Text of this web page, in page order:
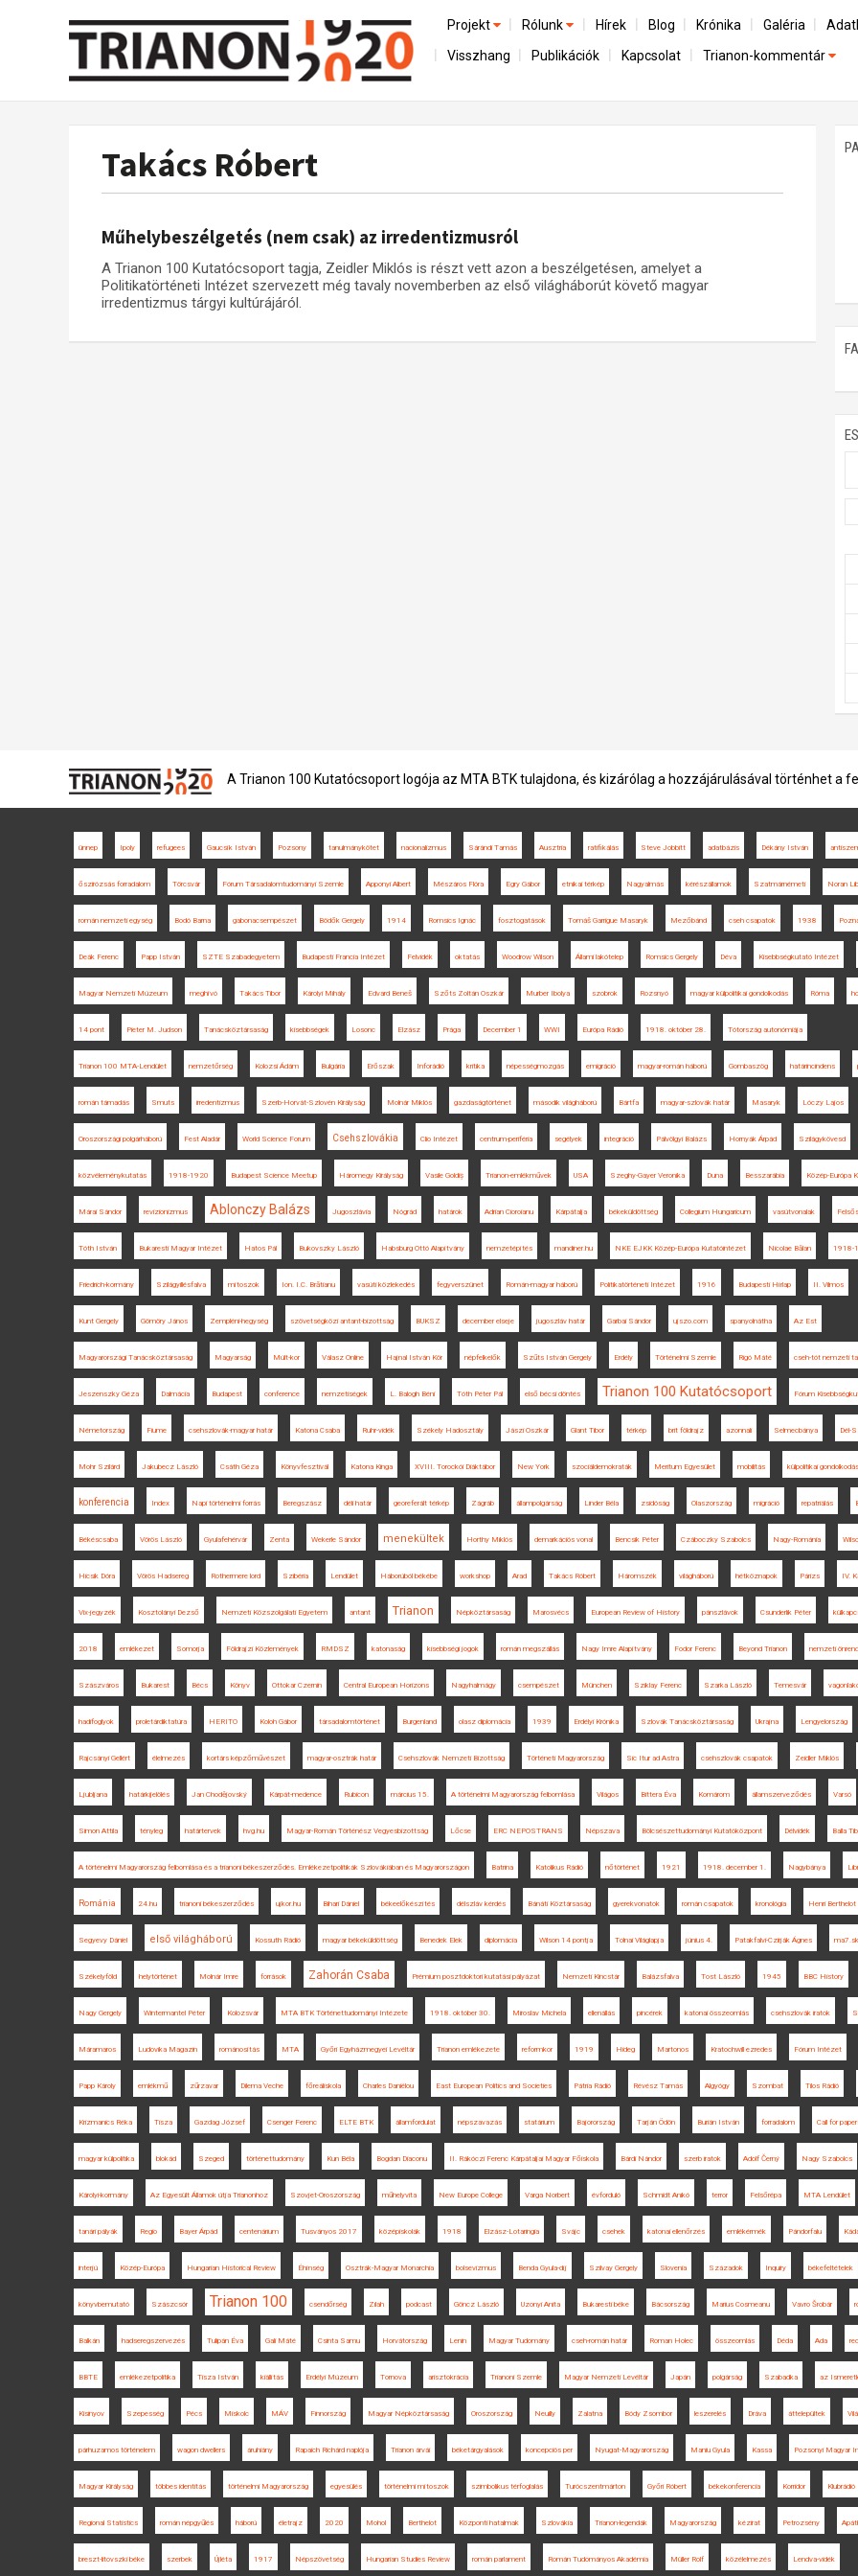
Projekt
Előzmények
Az összeomlás és a magyar társadalom
Utókor és emlékezet
Rólunk
A kutatócsoport működéséről
Hírek Blog Krónika Galéria
Visszhang Publikációk Kapcsolat Trianon-kommentár
Takács Róbert
Műhelybeszélgetés (nem csak) az irredentizmusról
A Trianon 100 Kutatócsoport tagja, Zeidler Miklós is részt vett azon a beszélgetésen, amelyet a
Politikatörténeti Intézet szervezett még tavaly novemberben az első világháborút követő magyar
irredentizmus tárgyi kultúrájáról.
A Trianon 100 Kutatócsoport logója az MTA BTK tulajdona, és kizárólag a hozzájárulásával történhet a
ünnep Ipoly refugees Gaucsík István Pozsony tanulmánykötet nacionalizmus Sárándi Tamás Ausztria ratifikálás Steve Jobbitt adatbázis Dékány István
őszirózsás forradalom Törcsvár Fórum Társadalomtudományi Szemle Apponyi Albert Mészáros Flóra Egry Gábor etnikai térkép Nagyalmás kérészállamok Szatmárnémeti Noran
román nemzeti egység Bodó Barna gabonacsempészet Bödők Gergely 1914 Romsics Ignác fosztogatások Tomáš Garrigue Masaryk Mezőbánd cseh csapatok 1938
Deák Ferenc Papp István SZTE Szabadegyetem Budapesti Francia Intézet Felvidék oktatás Woodrow Wilson Állami lakótelep Romsics Gergely Déva Kisebbségkutató Intézet
Magyar Nemzeti Múzeum meghívó Takács Tibor Károlyi Mihály Edvard Beneš Szőts Zoltán Oszkár Murber Ibolya szobrok Rozsnyó magyar külpolitikai gondolkodás Róma
14 pont Pieter M. Judson Tanácsköztársaság kisebbségek Losonc Elzász Prága December 1 WWI Európa Rádió 1918. október 28. Tótország autonómiája
Trianon 100 MTA-Lendület nemzetőrség Kolozsi Ádám Bulgária Erőszak Inforádió kritika népességmozgás emigráció magyar-román háború Gombaszög határincindens
román támadás Smuts irredentizmus Szerb-Horvát-Szlovén Királyság Molnár Miklós gazdaságtörténet második világháború Bártfa magyar-szlovák határ Masaryk Lóczy Lajos
Oroszországi polgárháború Fest Aladár World Science Forum Csehszlovákia Clio Intézet centrum-periféria segélyek integráció Pálvölgyi Balázs Hornyák Árpád Szilágykövesd
közvéleménykutatás 1918-1920 Budapest Science Meetup Háromegy Királyság Vasile Goldiș Trianon-emlékművek USA Szeghy-Gayer Veronika Duna Besszarábia Közép-Európa
Márai Sándor revizionizmus Ablonczy Balázs Jugoszlávia Nógrád határok Adrian Cioroianu Kárpátalja békeküldöttség Collegium Hungaricum vasútvonalak
Tóth István Bukaresti Magyar Intézet Hatos Pál Bukovszky László Habsburg Ottó Alapítvány nemzetépítés mandiner.hu NKE EJKK Közép-Európa Kutatóintézet Nicolae Bălan 1918-
Friedrich-kormány Szilágyillésfalva mítoszok Ion. I.C. Brătianu vasúti közlekedés fegyverszünet Román-magyar háború Politikatörténeti Intézet 1916 Budapesti Hírlap II. Vilmos
Kunt Gergely Gömöry János Zempléni-hegység szövetségközi antant-bizottság BUKSZ december elseje jugoszláv határ Garbai Sándor ujszo.com spanyolnátha Az Est
Magyarországi Tanácsköztársaság Magyarság Múlt-kor Válasz Online Hajnal István Kör népfelkelők Szűts István Gergely Erdély Történelmi Szemle Rigó Máté cseh-tót nemzeti
Jeszenszky Géza Dalmácia Budapest conference nemzetiségek L. Balogh Béni Tóth Péter Pál első bécsi döntés Trianon 100 Kutatócsoport Fórum
Németország Fiume csehszlovák-magyar határ Katona Csaba Ruhr-vidék Székely Hadosztály Jászi Oszkár Glant Tibor térkép brit földrajz azonnali Selmecbánya Dél-
Mohr Szilárd Jakubecz László Csáth Géza Könyvfesztivál Katona Kinga XVIII. Torockói Diáktábor New York szociáldemokraták Meritum Egyesület mobilitás külpolitikai gondolkodás
konferencia Index Napi történelmi forrás Beregszász déli határ georeferált térkép Zágráb állampolgárság Linder Béla zsidóság Olaszország migráció repatriálás
Békéscsaba Vörös László Gyulafehérvár Zenta Wekerle Sándor menekültek Horthy Miklós demarkációs vonal Bencsik Péter Czáboczky Szabolcs Nagy-Románia
Hicsik Dóra Vörös Hadsereg Rothermere lord Szibéria Lendület Háborúból békébe workshop Arad Takács Róbert Háromszék világháború hétköznapok Párizs IV.
Vix-jegyzék Kosztolányi Dezső Nemzeti Közszolgálati Egyetem antant Trianon Népköztársaság Marosvécs European Review of History pánszlávok Csunderlik Péter
2018 emlékezet Somorja Földrajzi Közlemények RMDSZ katonaság kisebbségi jogok román megszállás Nagy Imre Alapítvány Fodor Ferenc Beyond Trianon nemzeti
Szászváros Bukarest Bécs Könyv Ottokar Czernin Central European Horizons Nagyhalmágy csempészet München Sziklay Ferenc Szarka László Temesvár
hadifoglyok proletárdiktatúra HERITO Koloh Gábor társadalomtörténet Burgenland olasz diplomácia 1939 Erdélyi Krónika Szlovák Tanácsköztársaság Ukrajna Lengyelország
Rajcsányi Gellért élelmezés kortárs képzőművészet magyar-osztrák határ Csehszlovák Nemzeti Bizottság Történeti Magyarország Sic Itur ad Astra csehszlovák csapatok Zeidler Miklós
Ljubljana határkijelölés Jan Chodějovský Kárpát-medence Rubicon március 15. A történelmi Magyarország felbomlása Világos Bittera Éva Komárom államszerveződés Varsó
Simon Attila tényleg határtervek hvg.hu Magyar-Román Történész Vegyesbizottság Lőcse ERC NEPOSTRANS Népszava Bölcsészettudományi Kutatóközpont Délvidék Balla
A történelmi Magyarország felbomlása és a trianoni békeszerződés. Emlékezetpolitikák Szlovákiában és Magyarországon Batrina Katolikus Rádió nőtörténet 1921 1918. december 1. Nagybánya
Románia 24.hu trianoni békeszerződés ujkor.hu Bihari Dániel békeelőkészítés délszláv kérdés Bánáti Köztársaság gyerekvonatok román csapatok kronológia Henri Berthelot
Segyevy Dániel első világháború Kossuth Rádió magyar békeküldöttség Benedek Elek diplomácia Wilson 14 pontja Tolnai Világlapja június 4. Patakfalvi-Czirják Ágnes ma7.sk
Székelyföld helytörténet Molnár Imre források Zahorán Csaba Prémium posztdoktori kutatási pályázat Nemzeti Kincstár Balázsfalva Tost László 1945 BBC History
Nagy Gergely Wintermantel Péter Kolozsvár MTA BTK Történettudományi Intézete 1918. október 30. Miroslav Michela ellenállás pincérek katonai összeomlás csehszlovák iratok
Máramaros Ludovika Magazin románosítás MTA Győri Egyházmegyei Levéltár Trianon emlékezete reformkor 1919 Hideg Martonos Kratochwill ezredes Fórum Intézet
Papp Károly emlékmű zűrzavar Dilema Veche főreáliskola Charles Daniélou East European Politics and Societies Pátria Rádió Révész Tamás Algyógy Szombat Tilos Rádió
Krizmanics Réka Tisza Gazdag József Csenger Ferenc ELTE BTK államfordulat népszavazás statárium Bajorország Tarján Ödön Burián István forradalom Call for
magyar külpolitika blokád Szeged történettudomány Kun Béla Bogdan Diaconu II. Rákóczi Ferenc Kárpátaljai Magyar Főiskola Bárdi Nándor szerb iratok Adolf Černý Nagy Szabolcs
Károlyi-kormány Az Egyesült Államok útja Trianonhoz Szovjet-Oroszország műhelyvita New Europe College Varga Norbert évforduló Schmidt Anikó terror Felsőrépa MTA Lendület
tanári pályák Regio Bayer Árpád centenárium Tusványos 2017 középiskolák 1918 Elzász-Lotaringia Svájc csehek katonai ellenőrzés emlékérmék Pándorfalu
interjú Közép-Európa Hungarian Historical Review Éhínség Osztrák-Magyar Monarchia bolsevizmus Benda Gyula-díj Szilvay Gergely Slovenia Századok Inquiry békefeltételek
könyvbemutató Szászcsór Trianon 100 csendőrség Zilah podcast Göncz László Uzonyi Anita Bukaresti béke Bácsország Marius Cosmeanu Vavro Šrobár
Balkán hadseregszervezés Tulipán Éva Gali Máté Csinta Samu Horvátország Lenin Magyar Tudomány cseh-román határ Roman Holec összeomlás Déda Ada
BBTE emlékezetpolitika Tisza István kiállítás Erdélyi Múzeum Tornova arisztokrácia Trianoni Szemle Magyar Nemzeti Levéltár Japán polgárság Szabadka az
Kisinyov Szepesség Pécs Miskolc MÁV Finnország Magyar Népköztársaság Oroszország Neuilly Zalatna Bódy Zsombor leszerelés Dráva áttelepültek
párhuzamos történelem wagon dwellers áruhiány Rapaich Richárd naplója Trianon árvái béketárgyalások koncepciós per Nyugat-Magyarország Maniu Gyula Kassa Pozsonyi Magyar
Magyar Királyság többes identitás történelmi Magyarország egyesülés történelmi mítoszok szimbolikus térfoglalás Turócszentmárton Győri Róbert békekonferencia Korridor Klubrádió
Regional Statistics román népgyűlés háború életrajz 2020 Mohol Berthelot Központi hatalmak Szlovákia Trianon-legendák Magyarország kézirat Petrozsény
breszt-litovszki béke szerbek Újléta 1917 Népszövetség Hungarian Studies Review román parlament Román Tudományos Akadémia Müller Rolf közélelmezés Lendva-vidék